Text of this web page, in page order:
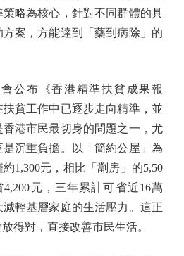
略為核心，針對不同群體的具
案，方能達到「藥到病除」的
布《香港精準扶貧成果報
貧工作中已逐步走向精準，並
港市民最切身的問題之一，尤
沉重負擔。以「簡約公屋」為
1,300元，相比「劏房」的5,50
元，三年累計可省近16萬
輕基層家庭的生活壓力。這正
得對，直接改善市民生活。